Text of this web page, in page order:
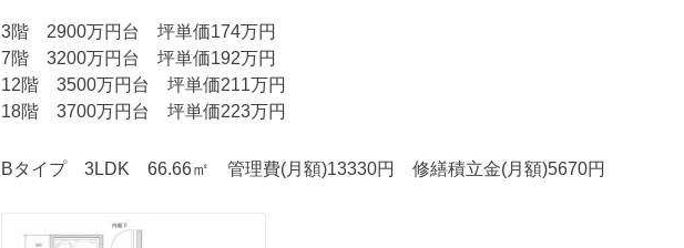
3階 2900万円台 坪単価174万円
7階 3200万円台 坪単価192万円
12階 3500万円台 坪単価211万円
18階 3700万円台 坪単価223万円
Bタイプ 3LDK 66.66㎡ 管理費(月額)13330円 修繕積立金(月額)5670円